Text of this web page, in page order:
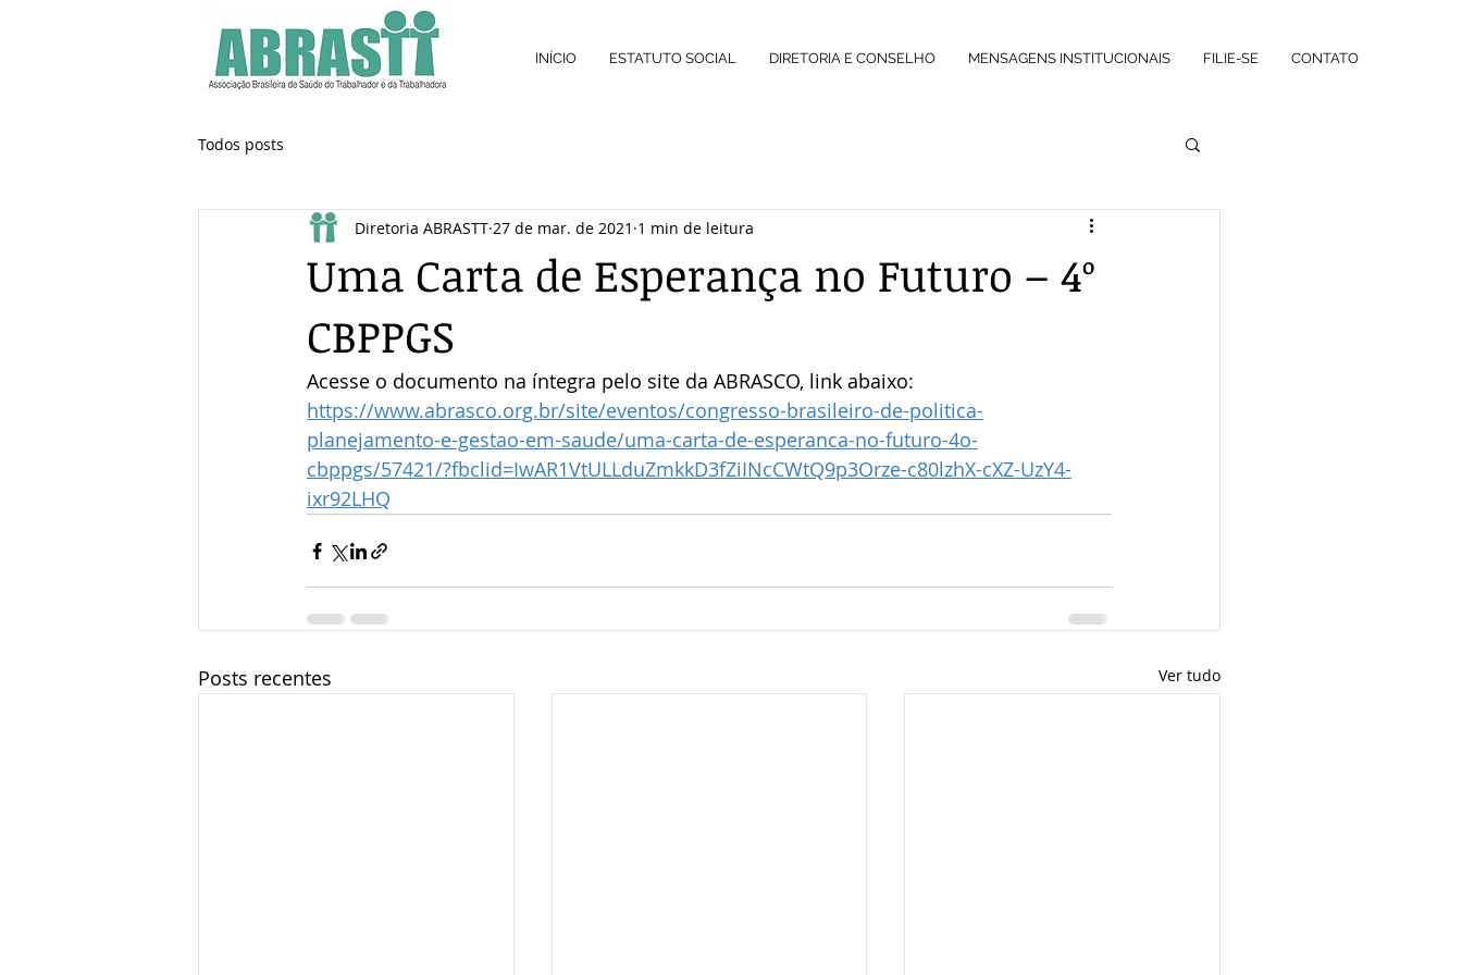
INÍCIO ESTATUTO SOCIAL DIRETORIA E CONSELHO MENSAGENS INSTITUCIONAIS FILIE-SE CONTATO
Todos posts
Uma Carta de Esperança no Futuro – 4º
CBPPGS
Diretoria ABRASTT 27 de mar. de 2021 1 min de leitura
Acesse o documento na íntegra pelo site da ABRASCO, link abaixo:
https://www.abrasco.org.br/site/eventos/congresso-brasileiro-de-politica-
planejamento-e-gestao-em-saude/uma-carta-de-esperanca-no-futuro-4o-
cbppgs/57421/?fbclid=IwAR1VtULLduZmkkD3fZiINcCWtQ9p3Orze-c80lzhX-cXZ-UzY4-
ixr92LHQ
Posts recentes Ver tudo